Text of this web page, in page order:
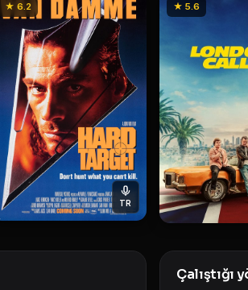
★ 6.2
TR
★ 5.6
Çalıştığı